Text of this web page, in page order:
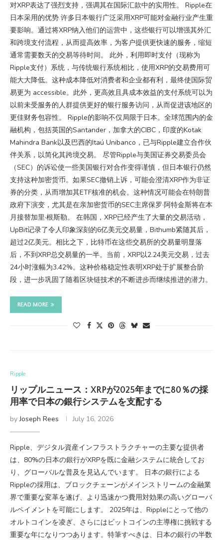
对XRP表达了强烈支持，强调其在国际汇款中的实用性。 Ripple在
日本采用的优势 许多日本银行广泛采用XRP可能对金融行业产生重
要影响。通过将XRP纳入他们的运营中，这些银行可以增强其外汇
和跨境支付流程，从而提高效率，为客户提供更快速的服务，缩短
通常需要数天的交易等待时间。 此外，利用即时支付（现称为
Ripple支付）系统，与传统银行系统相比，使用XRP的交易费用可
能大大降低。这种成本降低对消费者和企业都有利，最终使国际贸
易更为 accessible。此外，更高效且具成本效益的支付系统可以为
以前未受服务的人群提供更好的银行服务访问，从而促进该地区的
更佳财务包容性。 Ripple的影响不仅局限于日本。全球范围内的金
融机构，包括英国的Santander，加拿大的CIBC，印度的Kotak
Mahindra Bank以及巴西的Itaú Unibanco，已与Ripple建立合作伙
伴关系，以简化其跨境交易。 尽管Ripple与美国证券交易委员会
（SEC）的诉讼使一些美国银行对合作变得谨慎，但日本银行仍然
支持这种加密货币。如果SEC撤销上诉，可能会澄清XRP作为非证
券的分类，从而增加其ETF核准的机会。这种情况可能会在特朗普
政府下演变，尤其是在亲加密货币的SEC主席保罗·阿特金斯将在本
月接替加里·根斯勒。 在韩国，XRP已经产生了大量的交易活动，
UpBit记录了令人印象深刻的6亿美元交易量，Bithumb紧随其后，
超过2亿美元。相比之下，比特币在这些交易所的交易量明显落
后，不到XRP总交易量的一半。当前，XRP以2.24美元交易，过去
24小时涨幅为3.42%。这种价格稳定性表明XRP处于扩展整合阶
段，进一步巩固了随着区块链技术的不断进步而继续推进的潜力。
READ MORE
Ripple
リップルニュース：XRPが2025年までに80％の採
用率で日本の銀行システムを支配する
byJoseph Rees July 16, 2026
Ripple、デジタル資産インフラストラクチャーの主要な提供者
は、80%の日本の銀行がXRPを既に金融システムに統合してお
り、グローバルな普及を見込んでいます。 日本の銀行による
Rippleの採用は、ブロックチェーンがメインストリームの金融業
界で重要な変革を遂げ、より迅速かつ費用対効果の高いグローバ
ルペイメントを可能にします。 2025年は、Rippleにとって他の
オルトコインを凌ぎ、さらにはビットコインの主導権に挑戦する
重要な年になりつつあります。特筆すべきは、日本の銀行の半数